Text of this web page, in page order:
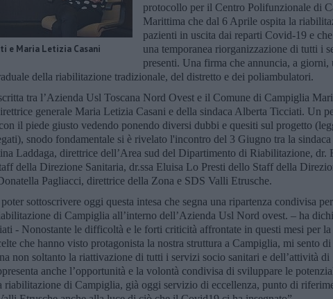
e Maria Letizia Casani
protocollo per il Centro Polifunzionale di
Marittima che dal 6 Aprile ospita la
pazienti in uscita dai reparti Covid-19 e
una temporanea riorganizzazione di tutti i
presenti. Una firma che annuncia, a giorni,
della riabilitazione tradizionale, del distretto e dei poliambulatori.
tra l’Azienda Usl Toscana Nord Ovest e il Comune di Campiglia
generale Maria Letizia Casani e della sindaca Alberta Ticciati. Un
il piede giusto vedendo ponendo diversi dubbi e quesiti sul progetto
snodo fondamentale si è rivelato l'incontro del 3 Giugno tra la
Laddaga, direttrice dell’Area sud del Dipartimento di Riabilitazione, dr.
della Direzione Sanitaria, dr.ssa Eluisa Lo Presti dello Staff della
Pagliacci, direttrice della Zona e SDS Valli Etrusche.
sottoscrivere oggi questa intesa che segna una ripartenza condivisa
di Campiglia all’interno dell’Azienda Usl Nord ovest. – ha
- Nonostante le difficoltà e le forti criticità affrontate in questi mesi per la
che hanno visto protagonista la nostra struttura a Campiglia, mi sento
non soltanto la riattivazione di tutti i servizi socio sanitari e dell’attività di
anche l’opportunità e la volontà condivisa di sviluppare le
riabilitazione di Campiglia, già oggi servizio di eccellenza, punto di